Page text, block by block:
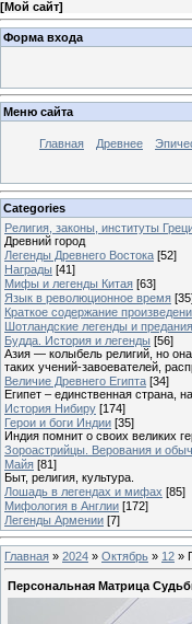
[Мой сайт]
Форма входа
Меню сайта
Главная Древнее
Categories
Религия, законы, институты
Древний город
Легенды Древнего Востока [52]
Награды [41]
Мифы и легенды Китая [63]
Язык в революционное время
Краткое содержание
Шотландские легенды и предания
Будда. История и легенды [56]
Азия — колыбель религий, но
таких учений-завоевателей,
Величие Древнего Египта [34]
Египет – единственная страна,
История Нибиру [174]
Герои и боги Индии [35]
Индия помнит о своих великих
Зороастрийцы. Верования и
Майя [81]
Быт, религия, культура.
Лошадь в легендах и мифах [85]
Мифология в Англии [172]
Легенды Армении [7]
Главная » 2024 » Октябрь » 12 »
Персональная Матрица